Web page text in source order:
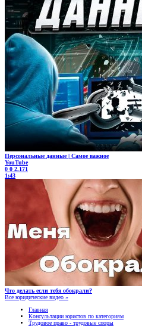
Персональные данные | Самое важное
YouTube
0 0 2.171
1:43
Что делать если тебя обокрали?
Все юридические видео »
Главная
Консультации юристов по категориям
Трудовое право - трудовые споры